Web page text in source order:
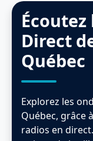
Écoutez
Direct
Québec
Explorez les
Québec, grâce
radios en